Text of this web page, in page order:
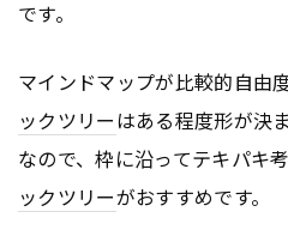
です。
マインドマップが比較的自由
ックツリーはある程度形が決
なので、枠に沿ってテキパキ
ックツリーがおすすめです。